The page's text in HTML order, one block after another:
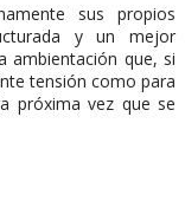
sus propios
y un mejor
ambientación que, si
tensión como para
próxima vez que se